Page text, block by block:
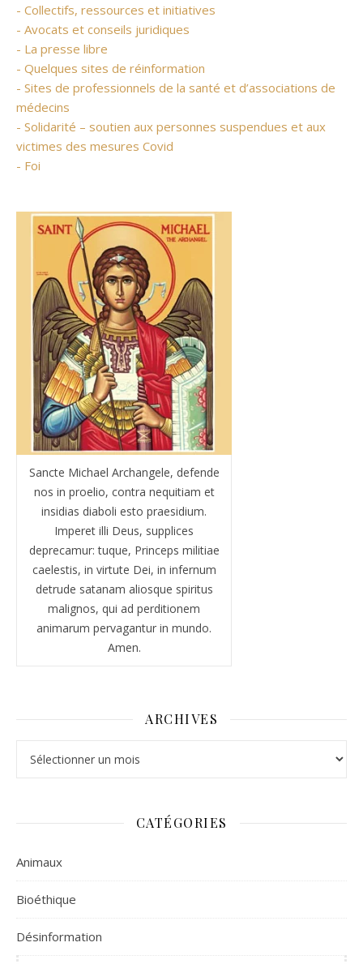
- Collectifs, ressources et initiatives
- Avocats et conseils juridiques
- La presse libre
- Quelques sites de réinformation
- Sites de professionnels de la santé et d’associations de
médecins
- Solidarité – soutien aux personnes suspendues et aux
victimes des mesures Covid
- Foi
Sancte Michael Archangele, defende
nos in proelio, contra nequitiam et
insidias diaboli esto praesidium.
Imperet illi Deus, supplices
deprecamur: tuque, Princeps militiae
caelestis, in virtute Dei, in infernum
detrude satanam aliosque spiritus
malignos, qui ad perditionem
animarum pervagantur in mundo.
Amen.
ARCHIVES
CATÉGORIES
Animaux
Bioéthique
Désinformation